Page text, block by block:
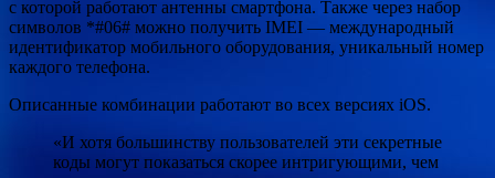
с которой работают антенны смартфона. Также через набор
символов *#06# можно получить IMEI — международный
идентификатор мобильного оборудования, уникальный номер
каждого телефона.
Описанные комбинации работают во всех версиях iOS.
«И хотя большинству пользователей эти секретные
коды могут показаться скорее интригующими, чем